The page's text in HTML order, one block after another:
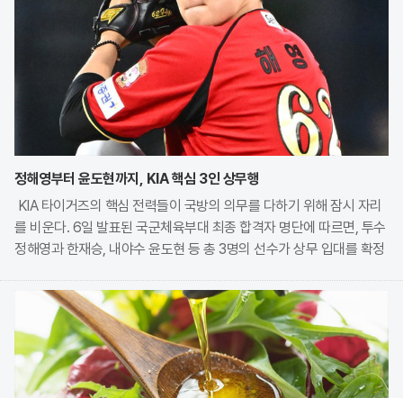
정해영부터 윤도현까지, KIA 핵심 3인 상무행
KIA 타이거즈의 핵심 전력들이 국방의 의무를 다하기 위해 잠시 자리
를 비운다. 6일 발표된 국군체육부대 최종 합격자 명단에 따르면, 투수
정해영과 한재승, 내야수 윤도현 등 총 3명의 선수가 상무 입대를 확정
을 보였으나, 최종적으로 구단과